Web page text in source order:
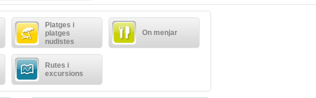
Platges i
platges
nudistes
On menjar
Rutes i
excursions